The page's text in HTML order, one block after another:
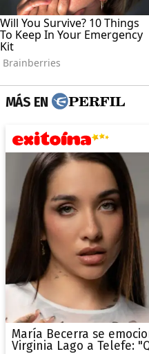
MÁS EN
María Becerra se
Virginia Lago a Telefe: